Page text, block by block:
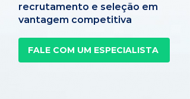
recrutamento e seleção em
vantagem competitiva
FALE COM UM ESPECIALISTA